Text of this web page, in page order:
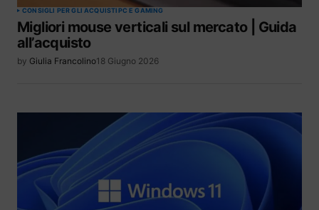
CONSIGLI PER GLI ACQUISTI PC E GAMING
Migliori mouse verticali sul mercato | Guida
all’acquisto
by Giulia Francolino18 Giugno 2026